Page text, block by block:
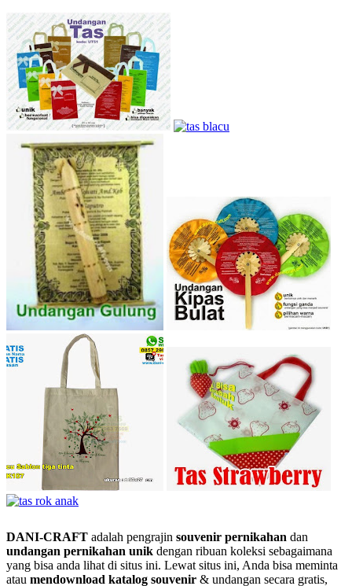
DANI-CRAFT adalah pengrajin souvenir pernikahan dan
undangan pernikahan unik dengan ribuan koleksi sebagaimana
yang bisa anda lihat di situs ini. Lewat situs ini, Anda bisa meminta
atau mendownload katalog souvenir & undangan secara gratis,